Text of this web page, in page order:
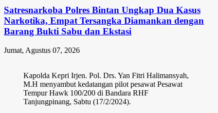
Satresnarkoba Polres Bintan Ungkap Dua Kasus
Narkotika, Empat Tersangka Diamankan dengan
Barang Bukti Sabu dan Ekstasi
Jumat, Agustus 07, 2026
Kapolda Kepri Irjen. Pol. Drs. Yan Fitri Halimansyah,
M.H menyambut kedatangan pilot pesawat Pesawat
Tempur Hawk 100/200 di Bandara RHF
Tanjungpinang, Sabtu (17/2/2024).